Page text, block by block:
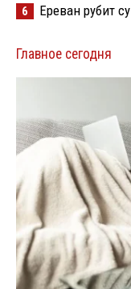
6 Ереван рубит
Главное сегодня